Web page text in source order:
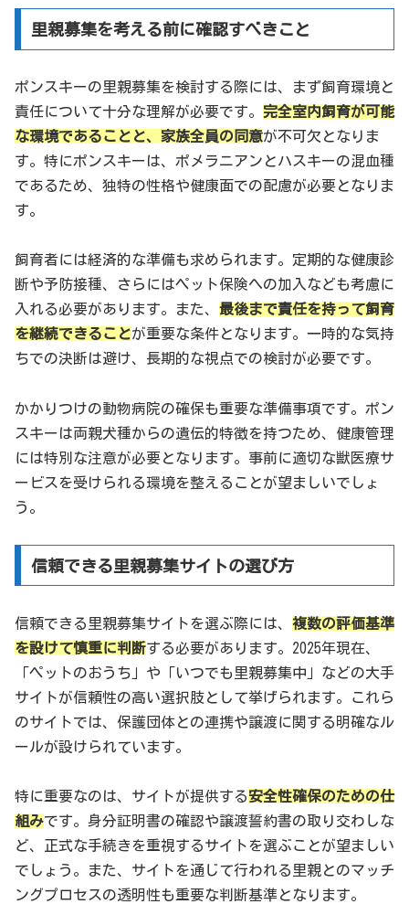
里親募集を考える前に確認すべきこと
ポンスキーの里親募集を検討する際には、まず飼育環境と
責任について十分な理解が必要です。 完全室内飼育が可能
な環境であることと、家族全員の同意が不可欠となりま
す。特にポンスキーは、ポメラニアンとハスキーの混血種
であるため、独特の性格や健康面での配慮が必要となりま
す。
飼育者には経済的な準備も求められます。定期的な健康診
断や予防接種、さらにはペット保険への加入なども考慮に
入れる必要があります。また、 最後まで責任を持って飼育
を継続できることが重要な条件となります。一時的な気持
ちでの決断は避け、長期的な視点での検討が必要です。
かかりつけの動物病院の確保も重要な準備事項です。ポン
スキーは両親犬種からの遺伝的特徴を持つため、健康管理
には特別な注意が必要となります。事前に適切な獣医療サ
ービスを受けられる環境を整えることが望ましいでしょ
う。
信頼できる里親募集サイトの選び方
信頼できる里親募集サイトを選ぶ際には、 複数の評価基準
を設けて慎重に判断する必要があります。2025年現在、
「ペットのおうち」や「いつでも里親募集中」などの大手
サイトが信頼性の高い選択肢として挙げられます。これら
のサイトでは、保護団体との連携や譲渡に関する明確なル
ールが設けられています。
特に重要なのは、サイトが提供する安全性確保のための仕
組みです。身分証明書の確認や譲渡誓約書の取り交わしな
ど、正式な手続きを重視するサイトを選ぶことが望ましい
でしょう。また、サイトを通じて行われる里親とのマッチ
ングプロセスの透明性も重要な判断基準となります。